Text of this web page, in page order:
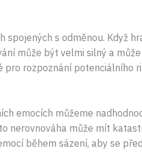
s odměnou. Když
může být velmi silný a
rozpoznání potenciálního
emocích můžeme
nerovnováha může mít
během sázení, aby se